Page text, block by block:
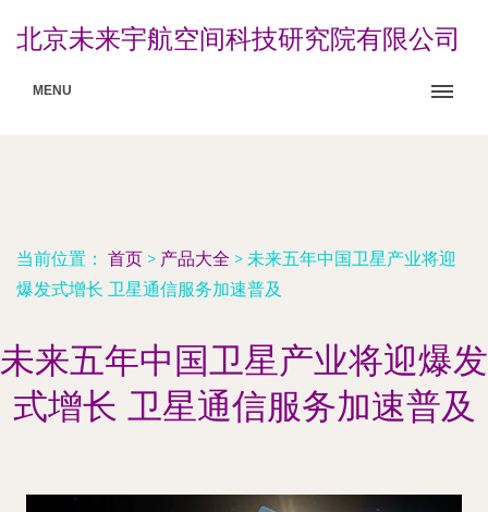
北京未来宇航空间科技研究院有限公司
MENU
当前位置： 首页 > 产品大全 > 未来五年中国卫星产业将迎
爆发式增长 卫星通信服务加速普及
未来五年中国卫星产业将迎爆发
式增长 卫星通信服务加速普及